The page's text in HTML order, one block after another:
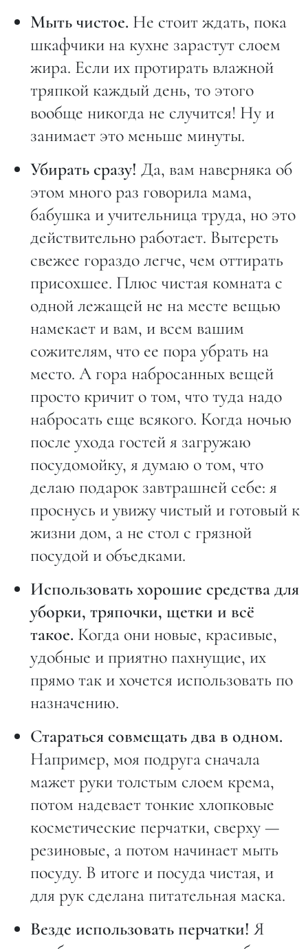
Мыть чистое. Не стоит ждать, пока
шкафчики на кухне зарастут слоем
жира. Если их протирать влажной
тряпкой каждый день, то этого
вообще никогда не случится! Ну и
занимает это меньше минуты.
Убирать сразу! Да, вам наверняка об
этом много раз говорила мама,
бабушка и учительница труда, но это
действительно работает. Вытереть
свежее гораздо легче, чем оттирать
присохшее. Плюс чистая комната с
одной лежащей не на месте вещью
намекает и вам, и всем вашим
сожителям, что ее пора убрать на
место. А гора набросанных вещей
просто кричит о том, что туда надо
набросать еще всякого. Когда ночью
после ухода гостей я загружаю
посудомойку, я думаю о том, что
делаю подарок завтрашней себе: я
проснусь и увижу чистый и готовый к
жизни дом, а не стол с грязной
посудой и объедками.
Использовать хорошие средства для
уборки, тряпочки, щетки и всё
такое. Когда они новые, красивые,
удобные и приятно пахнущие, их
прямо так и хочется использовать по
назначению.
Стараться совмещать два в одном.
Например, моя подруга сначала
мажет руки толстым слоем крема,
потом надевает тонкие хлопковые
косметические перчатки, сверху —
резиновые, а потом начинает мыть
посуду. В итоге и посуда чистая, и
для рук сделана питательная маска.
Везде использовать перчатки! Я